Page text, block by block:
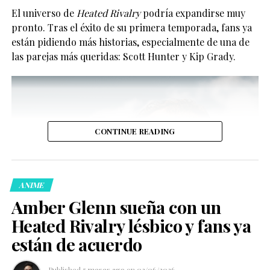
1.7k
Que una persona abiertamente LGBT+ llegue a
encabezar la diplomacia mexicana también mueve algo
más profundo: cambia la narrativa sobre quién puede —
y quién siempre ha podido— estar en los espacios
El universo de Heated Rivalrypodría expandirse muy
pronto. Tras el éxito de su primera temporada, fans ya
están pidiendo más historias, especialmente de una de
las parejas más queridas: Scott Hunter y Kip Grady.
CONTINUE READING
ANIME
Amber Glenn sueña con un
Heated Rivalry lésbico y fans ya
están de acuerdo